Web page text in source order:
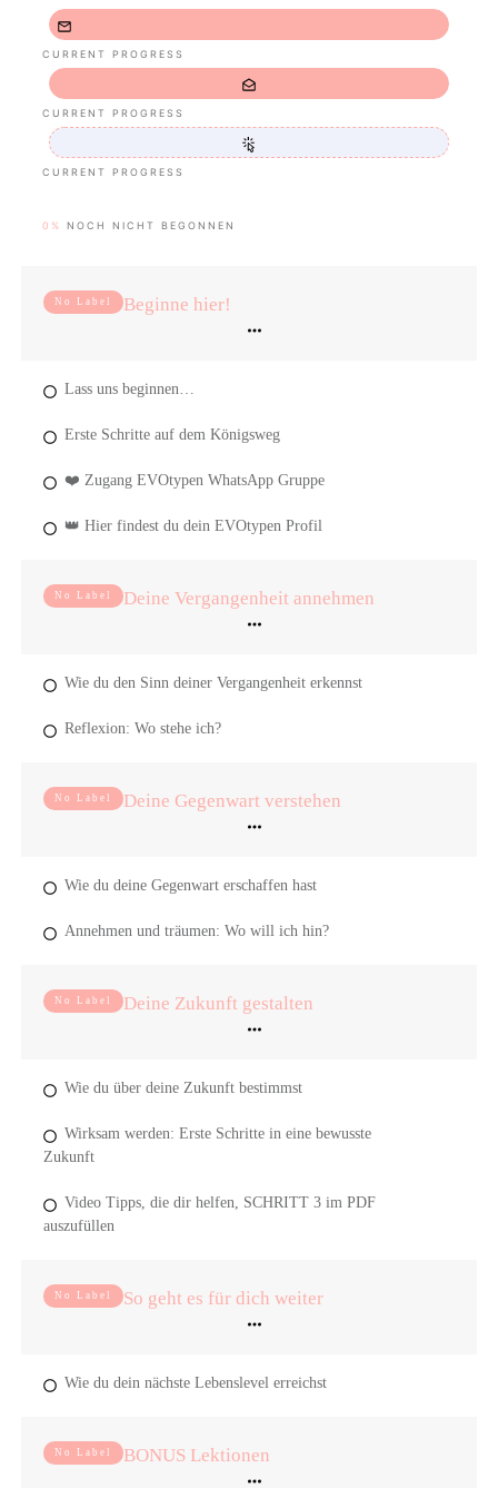
CURRENT PROGRESS
CURRENT PROGRESS
CURRENT PROGRESS
0% NOCH NICHT BEGONNEN
No Label Beginne hier!
Lass uns beginnen…
Erste Schritte auf dem Königsweg
❤️ Zugang EVOtypen WhatsApp Gruppe
👑 Hier findest du dein EVOtypen Profil
No Label Deine Vergangenheit annehmen
Wie du den Sinn deiner Vergangenheit erkennst
Reflexion: Wo stehe ich?
No Label Deine Gegenwart verstehen
Wie du deine Gegenwart erschaffen hast
Annehmen und träumen: Wo will ich hin?
No Label Deine Zukunft gestalten
Wie du über deine Zukunft bestimmst
Wirksam werden: Erste Schritte in eine bewusste
Zukunft
Video Tipps, die dir helfen, SCHRITT 3 im PDF
auszufüllen
No Label So geht es für dich weiter
Wie du dein nächste Lebenslevel erreichst
No Label BONUS Lektionen